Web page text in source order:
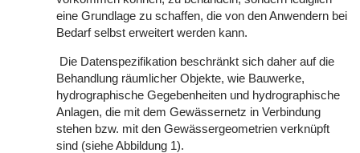
eine Grundlage zu schaffen, die von den Anwendern bei
Bedarf selbst erweitert werden kann.
Die Datenspezifikation beschränkt sich daher auf die
Behandlung räumlicher Objekte, wie Bauwerke,
hydrographische Gegebenheiten und hydrographische
Anlagen, die mit dem Gewässernetz in Verbindung
stehen bzw. mit den Gewässergeometrien verknüpft
sind (siehe Abbildung 1).